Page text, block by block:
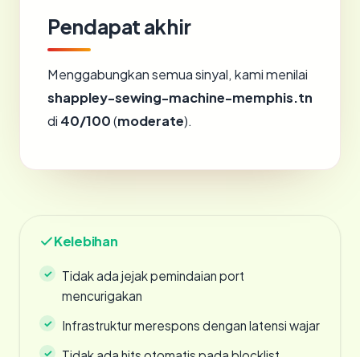
Pendapat akhir
Menggabungkan semua sinyal, kami menilai
shappley-sewing-machine-memphis.tn
di 40/100(moderate).
Kelebihan
Tidak ada jejak pemindaian port
mencurigakan
Infrastruktur merespons dengan latensi wajar